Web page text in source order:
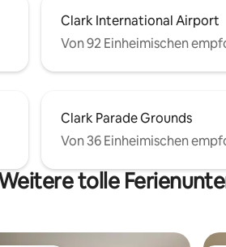
Clark International Airport
Von 92 Einheimischen
Clark Parade Grounds
Von 36 Einheimischen
tolle